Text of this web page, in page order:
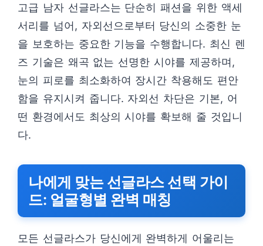
고급 남자 선글라스는 단순히 패션을 위한 액세
서리를 넘어, 자외선으로부터 당신의 소중한 눈
을 보호하는 중요한 기능을 수행합니다. 최신 렌
즈 기술은 왜곡 없는 선명한 시야를 제공하며,
눈의 피로를 최소화하여 장시간 착용해도 편안
함을 유지시켜 줍니다. 자외선 차단은 기본, 어
떤 환경에서도 최상의 시야를 확보해 줄 것입니
다.
나에게 맞는 선글라스 선택 가이
드: 얼굴형별 완벽 매칭
모든 선글라스가 당신에게 완벽하게 어울리는